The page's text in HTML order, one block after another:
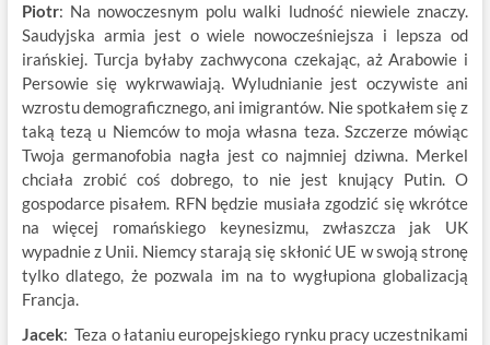
Piotr: Na nowoczesnym polu walki ludność niewiele znaczy.
Saudyjska armia jest o wiele nowocześniejsza i lepsza od
irańskiej. Turcja byłaby zachwycona czekając, aż Arabowie i
Persowie się wykrwawiają. Wyludnianie jest oczywiste ani
wzrostu demograficznego, ani imigrantów. Nie spotkałem się z
taką tezą u Niemców to moja własna teza. Szczerze mówiąc
Twoja germanofobia nagła jest co najmniej dziwna. Merkel
chciała zrobić coś dobrego, to nie jest knujący Putin. O
gospodarce pisałem. RFN będzie musiała zgodzić się wkrótce
na więcej romańskiego keynesizmu, zwłaszcza jak UK
wypadnie z Unii. Niemcy starają się skłonić UE w swoją stronę
tylko dlatego, że pozwala im na to wygłupiona globalizacją
Francja.
Jacek: Teza o łataniu europejskiego rynku pracy uczestnikami